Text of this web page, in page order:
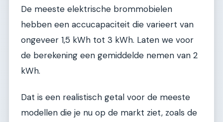
De meeste elektrische brommobielen
hebben een accucapaciteit die varieert van
ongeveer 1,5 kWh tot 3 kWh. Laten we voor
de berekening een gemiddelde nemen van 2
kWh.
Dat is een realistisch getal voor de meeste
modellen die je nu op de markt ziet, zoals de